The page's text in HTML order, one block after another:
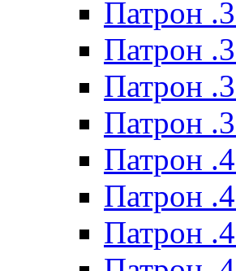
Патрон
Патрон
Патрон
Патрон
Патрон
Патрон
Патрон